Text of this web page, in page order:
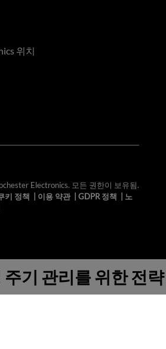
위치
Electronics. 모든 권한이 보유됨.
키 정책 이용 약관| GDPR 정책
노
기 관리를 위한 전략